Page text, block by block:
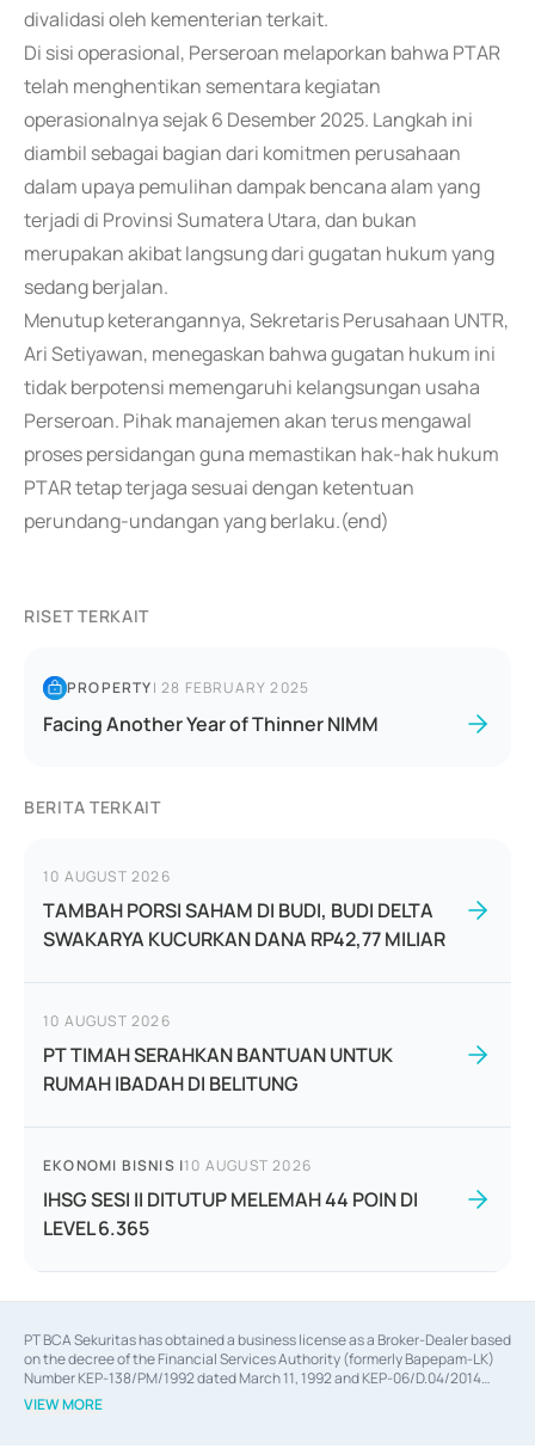
divalidasi oleh kementerian terkait.
Di sisi operasional, Perseroan melaporkan bahwa PTAR
telah menghentikan sementara kegiatan
operasionalnya sejak 6 Desember 2025. Langkah ini
diambil sebagai bagian dari komitmen perusahaan
dalam upaya pemulihan dampak bencana alam yang
terjadi di Provinsi Sumatera Utara, dan bukan
merupakan akibat langsung dari gugatan hukum yang
sedang berjalan.
Menutup keterangannya, Sekretaris Perusahaan UNTR,
Ari Setiyawan, menegaskan bahwa gugatan hukum ini
tidak berpotensi memengaruhi kelangsungan usaha
Perseroan. Pihak manajemen akan terus mengawal
proses persidangan guna memastikan hak-hak hukum
PTAR tetap terjaga sesuai dengan ketentuan
perundang-undangan yang berlaku.(end)
RISET TERKAIT
PROPERTY|28 FEBRUARY 2025
Facing Another Year of Thinner NIMM
BERITA TERKAIT
10 AUGUST 2026
TAMBAH PORSI SAHAM DI BUDI, BUDI DELTA
SWAKARYA KUCURKAN DANA RP42,77 MILIAR
10 AUGUST 2026
PT TIMAH SERAHKAN BANTUAN UNTUK
RUMAH IBADAH DI BELITUNG
EKONOMI BISNIS |10 AUGUST 2026
IHSG SESI II DITUTUP MELEMAH 44 POIN DI
LEVEL 6.365
PT BCA Sekuritas has obtained a business license as a Broker-Dealer based
on the decree of the Financial Services Authority (formerly Bapepam-LK)
Number KEP-138/PM/1992 dated March 11, 1992 and KEP-06/D.04/2014
dated February 28, 2014, a business license as an Underwriter based on the
decree of the Financial Services Authority Number KEP-12/PM/PEE/1997
VIEW MORE